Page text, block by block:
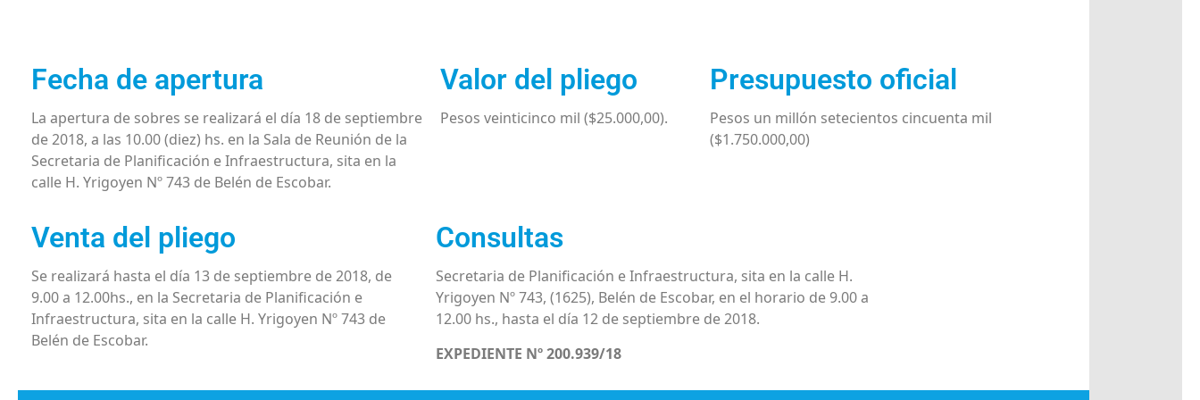
Fecha de apertura
La apertura de sobres se realizará el día 18 de septiembre
de 2018, a las 10.00 (diez) hs. en la Sala de Reunión de la
Secretaria de Planificación e Infraestructura, sita en la
calle H. Yrigoyen Nº 743 de Belén de Escobar.
Valor del pliego
Pesos veinticinco mil ($25.000,00).
Presupuesto oficial
Pesos un millón setecientos cincuenta mil
($1.750.000,00)
Venta del pliego
Se realizará hasta el día 13 de septiembre de 2018, de
9.00 a 12.00hs., en la Secretaria de Planificación e
Infraestructura, sita en la calle H. Yrigoyen Nº 743 de
Belén de Escobar.
Consultas
Secretaria de Planificación e Infraestructura, sita en la calle H.
Yrigoyen Nº 743, (1625), Belén de Escobar, en el horario de 9.00 a
12.00 hs., hasta el día 12 de septiembre de 2018.
EXPEDIENTE Nº 200.939/18